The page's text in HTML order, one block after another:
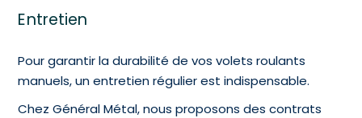
Entretien
Pour garantir la durabilité de vos volets roulants
manuels, un entretien régulier est indispensable.
Chez Général Métal, nous proposons des contrats